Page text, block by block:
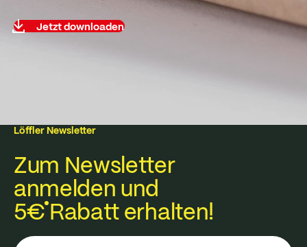
Jetzt downloaden
Löffler Newsletter
Zum Newsletter
anmelden und
5€Rabatt erhalten!